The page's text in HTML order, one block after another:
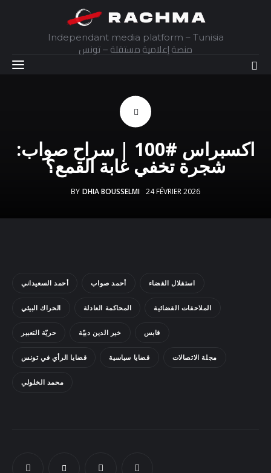
Independant media platform – Tunisia
منصة إعلامية مستقلة – تونس
Daily
Sounds
اكسبراس #100 | سراح صواب:
شجرة تخفي غابة القمع؟
BY DHIA BOUSSELMI 24 FÉVRIER 2026
أحمد السعيداني أحمد صواب استقلال القضاء
الحراك البيئي المحاكمة العادلة الملاحقات القضائية
حريّة التعبير خير الدين دبيّة قابس
قضايا الرأي في تونس قضايا سياسية مجلة الاتصالات
محمد الخلولي